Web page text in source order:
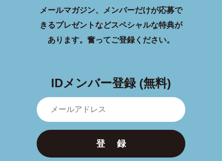
メールマガジン、メンバーだけが応募で
きるプレゼントなどスペシャルな特典が
あります。 奮ってご登録ください。
IDメンバー登録 (無料)
登 録